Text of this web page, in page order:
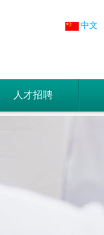
中文
人才招聘